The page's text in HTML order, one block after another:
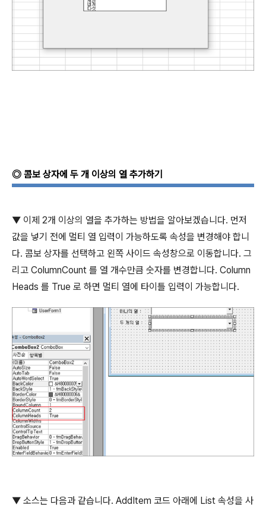
◎ 콤보 상자에 두 개 이상의 열 추가하기
▼ 이제 2개 이상의 열을 추가하는 방법을 알아보겠습니다. 먼저
값을 넣기 전에 멀티 열 입력이 가능하도록 속성을 변경해야 합니
다. 콤보 상자를 선택하고 왼쪽 사이드 속성창으로 이동합니다. 그
리고 ColumnCount 를 열 개수만큼 숫자를 변경합니다. Column
Heads 를 True 로 하면 멀티 열에 타이틀 입력이 가능합니다.
▼ 소스는 다음과 같습니다. AddItem 코드 아래에 List 속성을 사